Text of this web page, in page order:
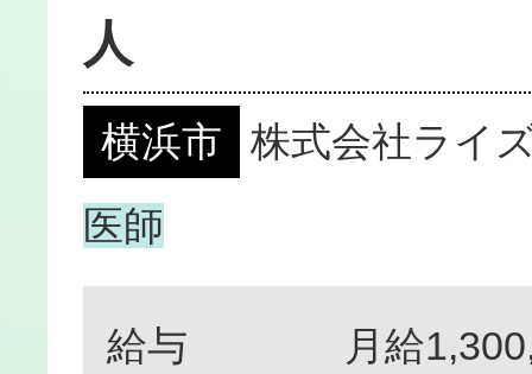
人
横浜市
株式会社ライ
医師
給与
月給